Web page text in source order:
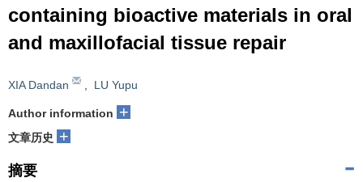
containing bioactive materials in oral
and maxillofacial tissue repair
XIA Dandan LU Yupu
Author information +
文章历史 +
摘要